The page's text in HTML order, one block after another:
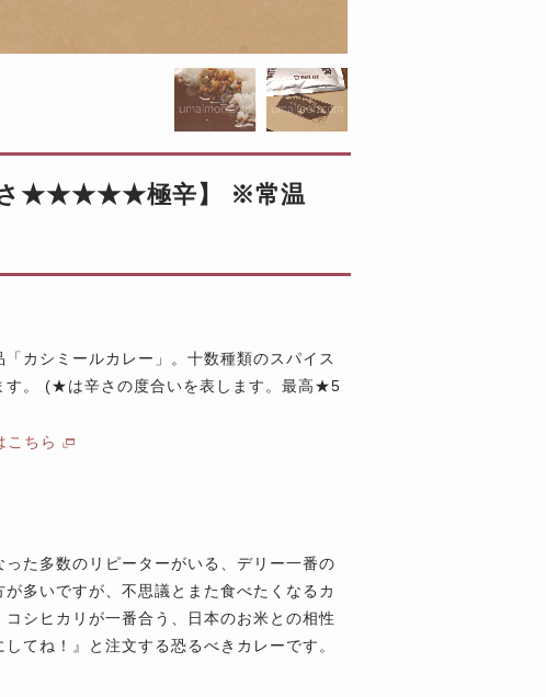
さ★★★★★極辛】 ※常温
カシミールカレー」。十数種類のスパイス
す。 (★は辛さの度合いを表します。最高★5
こちら
た多数のリピーターがいる、デリー一番の
多いですが、不思議とまた食べたくなるカ
シヒカリが一番合う、日本のお米との相性
てね！』と注文する恐るべきカレーです。